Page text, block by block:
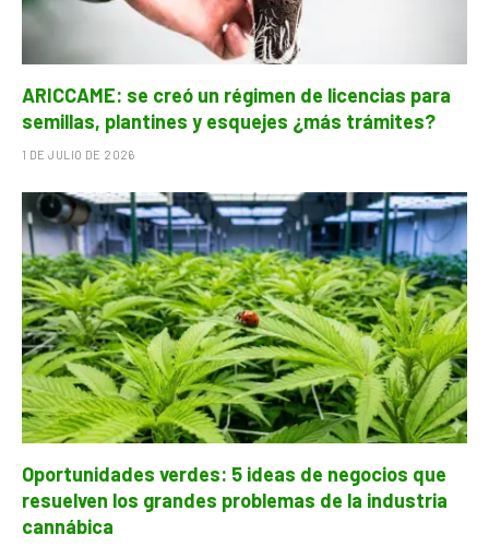
ARICCAME: se creó un régimen de licencias para
semillas, plantines y esquejes ¿más trámites?
1 DE JULIO DE 2026
Oportunidades verdes: 5 ideas de negocios que
resuelven los grandes problemas de la industria
cannábica